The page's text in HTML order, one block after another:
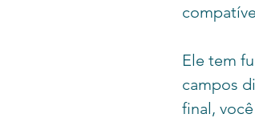
Ele tem
campos
final,